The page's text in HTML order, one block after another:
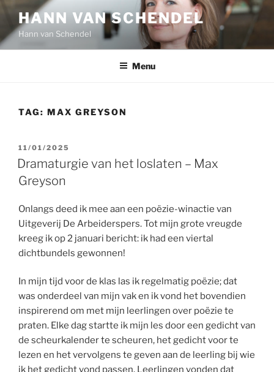
Ga
de
inhoud
HANN VAN SCHENDEL
Hann van Schendel
Menu
TAG: MAX GREYSON
GEPLAATST
OP
11/01/2025
Dramaturgie van het loslaten – Max
Greyson
Onlangs deed ik mee aan een poëzie-winactie van
Uitgeverij De Arbeiderspers. Tot mijn grote vreugde
kreeg ik op 2 januari bericht: ik had een viertal
dichtbundels gewonnen!
In mijn tijd voor de klas las ik regelmatig poëzie; dat
was onderdeel van mijn vak en ik vond het bovendien
inspirerend om met mijn leerlingen over poëzie te
praten. Elke dag startte ik mijn les door een gedicht van
de scheurkalender te scheuren, het gedicht voor te
lezen en het vervolgens te geven aan de leerling bij wie
ik het gedicht vond passen. Leerlingen vonden dat